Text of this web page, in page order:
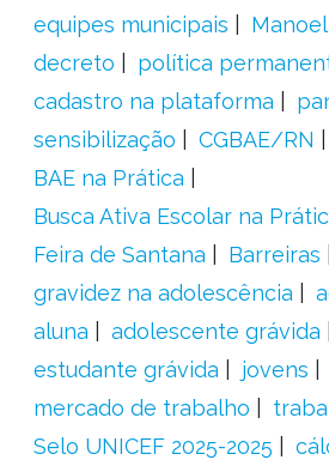
equipes municipais
decreto
política
cadastro na plataforma
sensibilização
CGBAE/RN
BAE na Prática
Busca Ativa Escolar na
Feira de Santana
Barreiras
gravidez na adolescência
aluna
adolescente grávida
estudante grávida
jovens
mercado de trabalho
Selo UNICEF 2025-2025